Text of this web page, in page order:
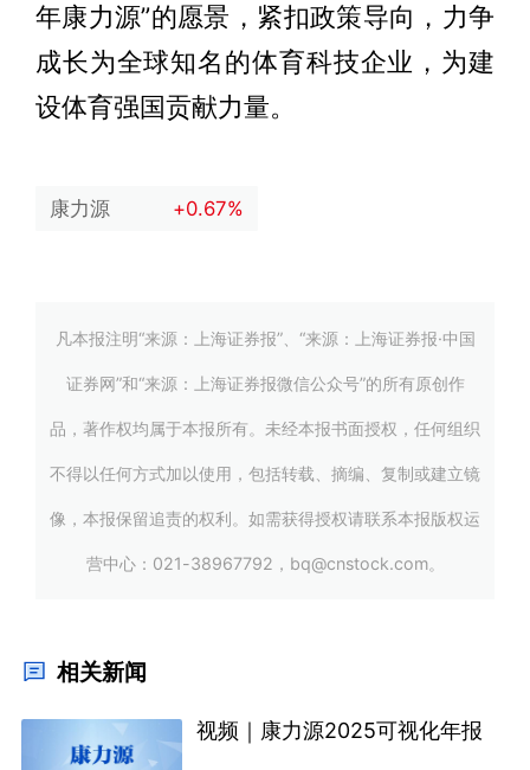
年康力源”的愿景，紧扣政策导向，力争
成长为全球知名的体育科技企业，为建
设体育强国贡献力量。
康力源 +0.67%
凡本报注明“来源：上海证券报”、“来源：上海证券报·中国
证券网”和“来源：上海证券报微信公众号”的所有原创作
品，著作权均属于本报所有。未经本报书面授权，任何组织
不得以任何方式加以使用，包括转载、摘编、复制或建立镜
像，本报保留追责的权利。如需获得授权请联系本报版权运
营中心：021-38967792，bq@cnstock.com。
相关新闻
视频｜康力源2025可视化年报